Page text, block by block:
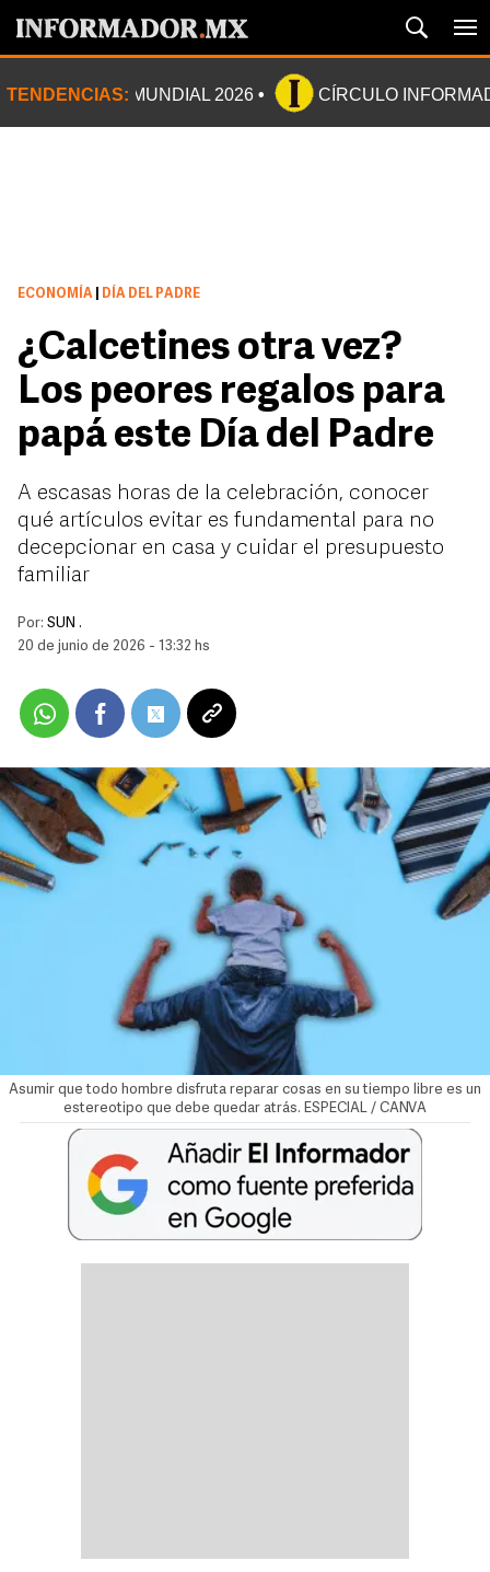
TENDENCIAS: MUNDIAL 2026 CÍRCULO
ECONOMÍA DÍA DEL PADRE
¿Calcetines otra vez?
Los peores regalos para
papá este Día del Padre
A escasas horas de la celebración, conocer
qué artículos evitar es fundamental para no
decepcionar en casa y cuidar el presupuesto
familiar
Por: SUN .
20 de junio de 2026 - 13:32 hs
Asumir que todo hombre disfruta reparar cosas en su tiempo libre es un
estereotipo que debe quedar atrás. ESPECIAL / CANVA